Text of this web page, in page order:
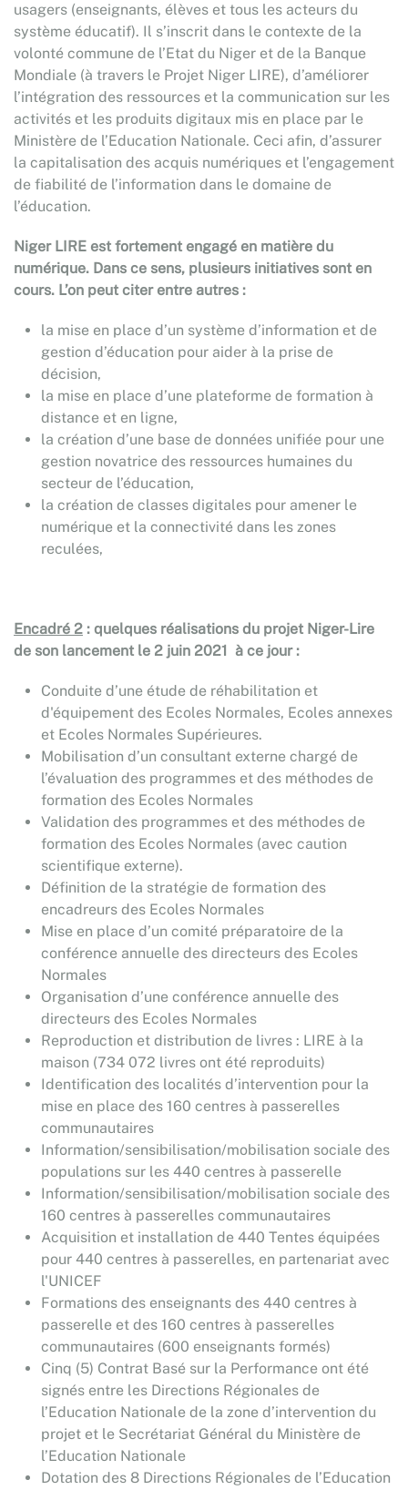
usagers (enseignants, élèves et tous les acteurs du
système éducatif). Il s’inscrit dans le contexte de la
volonté commune de l’Etat du Niger et de la Banque
Mondiale (à travers le Projet Niger LIRE), d’améliorer
l’intégration des ressources et la communication sur les
activités et les produits digitaux mis en place par le
Ministère de l’Education Nationale. Ceci afin, d’assurer
la capitalisation des acquis numériques et l’engagement
de fiabilité de l’information dans le domaine de
l’éducation.
Niger LIRE est fortement engagé en matière du
numérique. Dans ce sens, plusieurs initiatives sont en
cours. L’on peut citer entre autres :
la mise en place d’un système d’information et de
gestion d’éducation pour aider à la prise de
décision,
la mise en place d’une plateforme de formation à
distance et en ligne,
la création d’une base de données unifiée pour une
gestion novatrice des ressources humaines du
secteur de l’éducation,
la création de classes digitales pour amener le
numérique et la connectivité dans les zones
reculées,
Encadré 2 : quelques réalisations du projet Niger-Lire
de son lancement le 2 juin 2021 à ce jour :
Conduite d’une étude de réhabilitation et
d'équipement des Ecoles Normales, Ecoles annexes
et Ecoles Normales Supérieures.
Mobilisation d’un consultant externe chargé de
l’évaluation des programmes et des méthodes de
formation des Ecoles Normales
Validation des programmes et des méthodes de
formation des Ecoles Normales (avec caution
scientifique externe).
Définition de la stratégie de formation des
encadreurs des Ecoles Normales
Mise en place d’un comité préparatoire de la
conférence annuelle des directeurs des Ecoles
Normales
Organisation d’une conférence annuelle des
directeurs des Ecoles Normales
Reproduction et distribution de livres : LIRE à la
maison (734 072 livres ont été reproduits)
Identification des localités d’intervention pour la
mise en place des 160 centres à passerelles
communautaires
Information/sensibilisation/mobilisation sociale des
populations sur les 440 centres à passerelle
Information/sensibilisation/mobilisation sociale des
160 centres à passerelles communautaires
Acquisition et installation de 440 Tentes équipées
pour 440 centres à passerelles, en partenariat avec
l'UNICEF
Formations des enseignants des 440 centres à
passerelle et des 160 centres à passerelles
communautaires (600 enseignants formés)
Cinq (5) Contrat Basé sur la Performance ont été
signés entre les Directions Régionales de
l’Education Nationale de la zone d’intervention du
projet et le Secrétariat Général du Ministère de
l’Education Nationale
Dotation des 8 Directions Régionales de l’Education